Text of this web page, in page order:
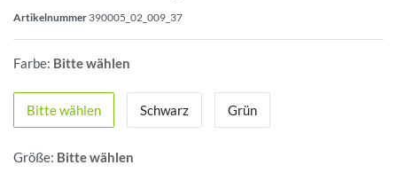
Artikelnummer 390005_02_009_37
Farbe: Bitte wählen
Bitte wählen Schwarz Grün
Größe: Bitte wählen